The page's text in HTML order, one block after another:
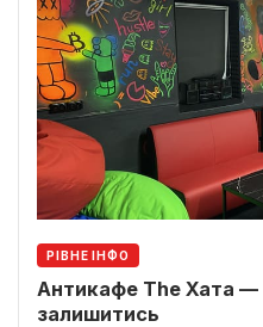
РІВНЕ ІНФО
Антикафе The Хата —
залишитись